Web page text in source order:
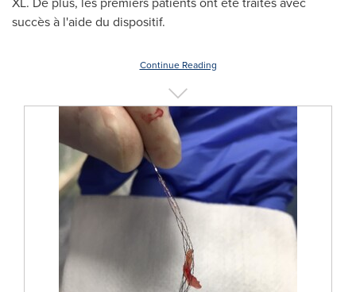
succès à l'aide du dispositif.
Continue Reading